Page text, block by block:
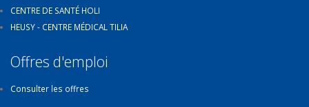
CENTRE DE SANTÉ HOLI
HEUSY - CENTRE MÉDICAL TILIA
Offres d'emploi
Consulter les offres